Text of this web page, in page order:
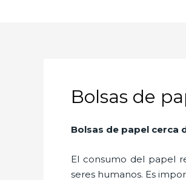
Bolsas de
Bolsas de papel cerca
El consumo del papel
seres humanos. Es